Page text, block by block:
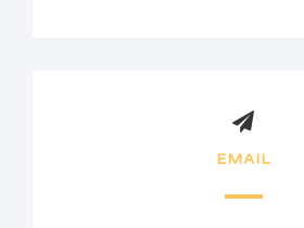
EMAIL